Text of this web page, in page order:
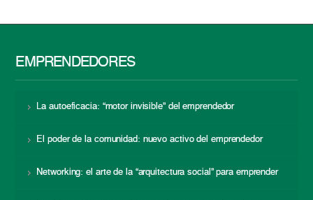
EMPRENDEDORES
La autoeficacia: “motor invisible” del emprendedor
El poder de la comunidad: nuevo activo del emprendedor
Networking: el arte de la “arquitectura social” para emprender